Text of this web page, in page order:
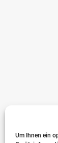
Um Ihnen ein